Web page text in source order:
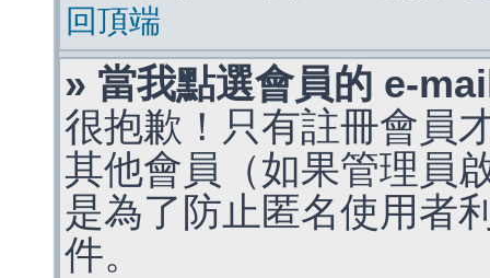
回頂端
» 當我點選會員的 e-
很抱歉！只有註冊會員
其他會員（如果管理員
是為了防止匿名使用者
件。